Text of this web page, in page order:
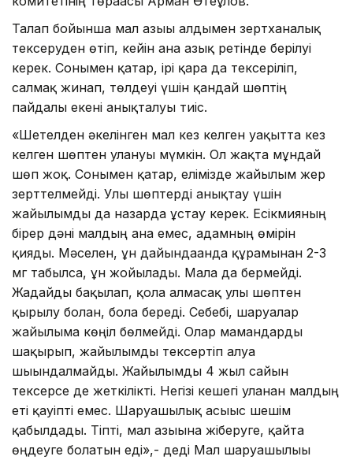
Талап бойынша мал азығы алдымен зертханалық
тексеруден өтіп, кейін ғана азық ретінде берілуі
керек. Сонымен қатар, ірі қара да тексеріліп,
салмақ жинап, төлдеуі үшін қандай шөптің
пайдалы екені анықталуы тиіс.
«Шетелден әкелінген мал кез келген уақытта кез
келген шөптен улануы мүмкін. Ол жақта мұндай
шөп жоқ. Сонымен қатар, елімізде жайылым жер
зерттелмейді. Улы шөптерді анықтау үшін
жайылымды да назарда ұстау керек. Есікмияның
бірер дәні малдың ғана емес, адамның өмірін
қияды. Мәселен, ұн дайындағанда құрамынан 2-3
мг табылса, ұн жойылады. Малға да бермейді.
Жағдайды бақылап, қолға алмасақ улы шөптен
қырылу болған, бола береді. Себебі, шаруалар
жайылымға көңіл бөлмейді. Олар мамандарды
шақырып, жайылымды тексертіп алуға
шығындалмайды. Жайылымды 4 жыл сайын
тексерсе де жеткілікті. Негізі кешегі уланған малдың
еті қауіпті емес. Шаруашылық асығыс шешім
қабылдады. Тіпті, мал азығына жіберуге, қайта
өңдеуге болатын еді»,- деді Мал шаруашылығы